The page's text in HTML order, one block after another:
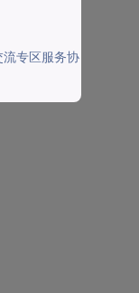
流专区服务协